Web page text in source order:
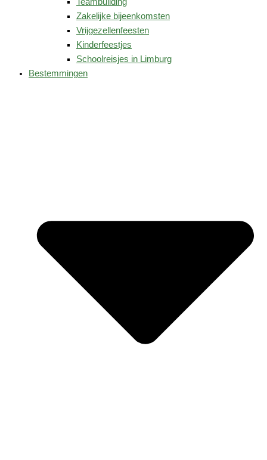
Zakelijke bijeenkomsten
Vrijgezellenfeesten
Kinderfeestjes
Schoolreisjes in Limburg
Bestemmingen